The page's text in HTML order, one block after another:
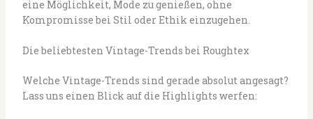
eine Möglichkeit, Mode zu genießen, ohne
Kompromisse bei Stil oder Ethik einzugehen.
Die beliebtesten Vintage-Trends bei Roughtex
Welche Vintage-Trends sind gerade absolut angesagt?
Lass uns einen Blick auf die Highlights werfen: